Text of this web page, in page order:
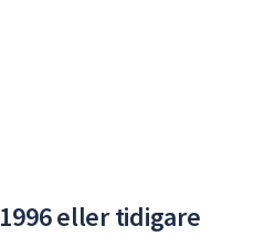
eller tidigare